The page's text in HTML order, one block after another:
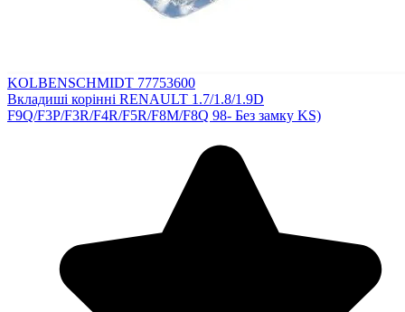
KOLBENSCHMIDT 77753600
Вкладиші корінні RENAULT 1.7/1.8/1.9D
F9Q/F3P/F3R/F4R/F5R/F8M/F8Q 98- Без замку KS)